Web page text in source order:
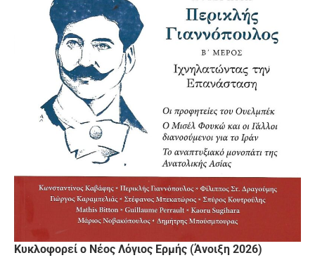
Κυκλοφορεί ο Νέος Λόγιος Ερμής (Άνοιξη 2026)